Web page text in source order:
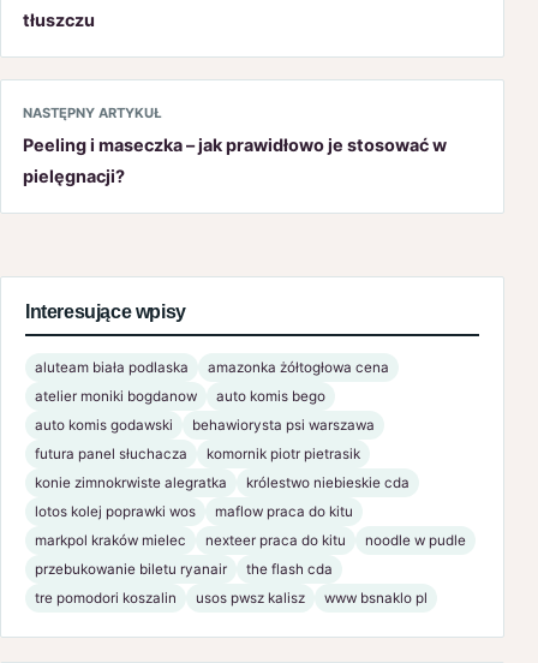
tłuszczu
NASTĘPNY ARTYKUŁ
Peeling i maseczka – jak prawidłowo je stosować w
pielęgnacji?
Interesujące wpisy
aluteam biała podlaska
amazonka żółtogłowa cena
atelier moniki bogdanow
auto komis bego
auto komis godawski
behawiorysta psi warszawa
futura panel słuchacza
komornik piotr pietrasik
konie zimnokrwiste alegratka
królestwo niebieskie cda
lotos kolej poprawki wos
maflow praca do kitu
markpol kraków mielec
nexteer praca do kitu
noodle w pudle
przebukowanie biletu ryanair
the flash cda
tre pomodori koszalin
usos pwsz kalisz www bsnaklo pl